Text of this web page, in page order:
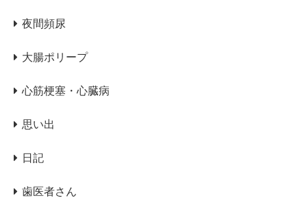
夜間頻尿
大腸ポリープ
心筋梗塞・心臓病
思い出
日記
歯医者さん